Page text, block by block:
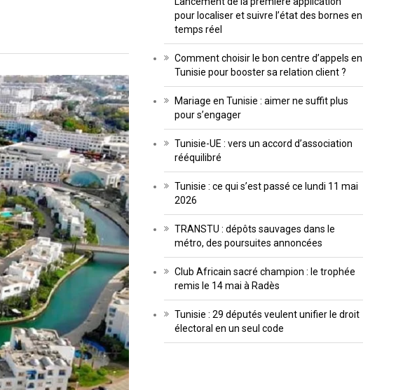
pour localiser et suivre l’état des bornes en
temps réel
Comment choisir le bon centre d’appels en
Tunisie pour booster sa relation client ?
Mariage en Tunisie : aimer ne suffit plus
pour s’engager
Tunisie-UE : vers un accord d’association
rééquilibré
Tunisie : ce qui s’est passé ce lundi 11 mai
2026
TRANSTU : dépôts sauvages dans le
métro, des poursuites annoncées
Club Africain sacré champion : le trophée
remis le 14 mai à Radès
Tunisie : 29 députés veulent unifier le droit
électoral en un seul code